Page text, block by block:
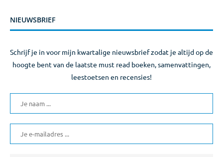
NIEUWSBRIEF
Schrijf je in voor mijn kwartalige nieuwsbrief zodat je altijd op de
hoogte bent van de laatste must read boeken, samenvattingen,
leestoetsen en recensies!